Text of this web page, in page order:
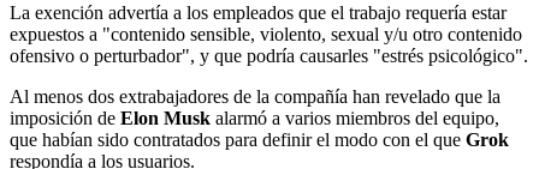
La exención advertía a los empleados que el trabajo requería estar
expuestos a "contenido sensible, violento, sexual y/u otro contenido
ofensivo o perturbador", y que podría causarles "estrés psicológico".
Al menos dos extrabajadores de la compañía han revelado que la
imposición de Elon Musk alarmó a varios miembros del equipo,
que habían sido contratados para definir el modo con el que Grok
respondía a los usuarios.